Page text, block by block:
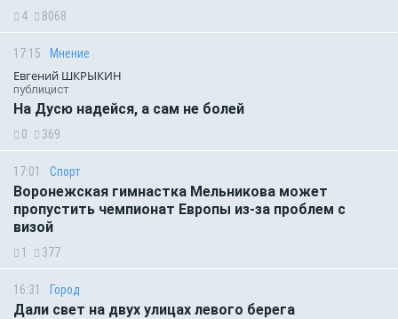
4 8068
17:15 Мнение
Евгений ШКРЫКИН
публицист
На Дусю надейся, а сам не болей
0 369
17:01 Спорт
Воронежская гимнастка Мельникова может
пропустить чемпионат Европы из-за проблем с
визой
1 377
16:31 Город
Дали свет на двух улицах левого берега